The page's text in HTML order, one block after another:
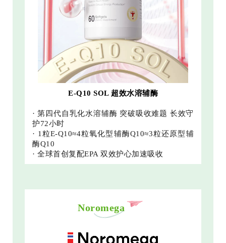
E-Q10 SOL 超效水溶辅酶
· 第四代自乳化水溶辅酶 突破吸收难题 长效守
护72小时
· 1粒E-Q10≈4粒氧化型辅酶Q10≈3粒还原型辅
酶Q10
· 全球首创复配EPA 双效护心加速吸收
Noromega